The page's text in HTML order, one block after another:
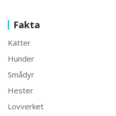
Fakta
Katter
Hunder
Smådyr
Hester
Lovverket